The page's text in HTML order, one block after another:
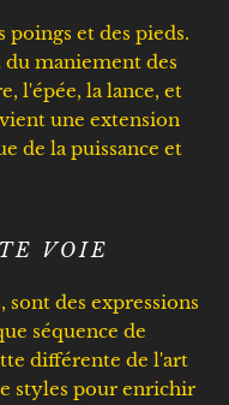
poings et des pieds.
maniement des
l'épée, la lance, et
une extension
de la puissance et
VOIE
sont des expressions
séquence de
différente de l'art
styles pour enrichir